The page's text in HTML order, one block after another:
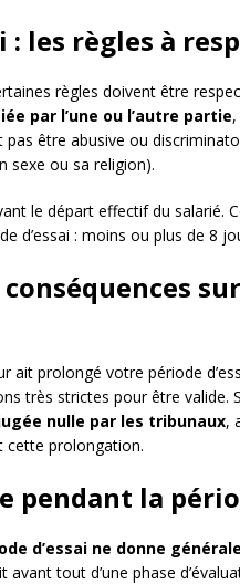
: les règles à
règles doivent être
par l’une ou l’autre partie
être abusive ou
sexe ou sa religion).
le départ effectif du salarié.
d’essai : moins ou plus de 8
ait prolongé votre période
très strictes pour être valide.
nulle par les tribunaux,
cette prolongation.
la
d’essai ne donne
avant tout d’une phase